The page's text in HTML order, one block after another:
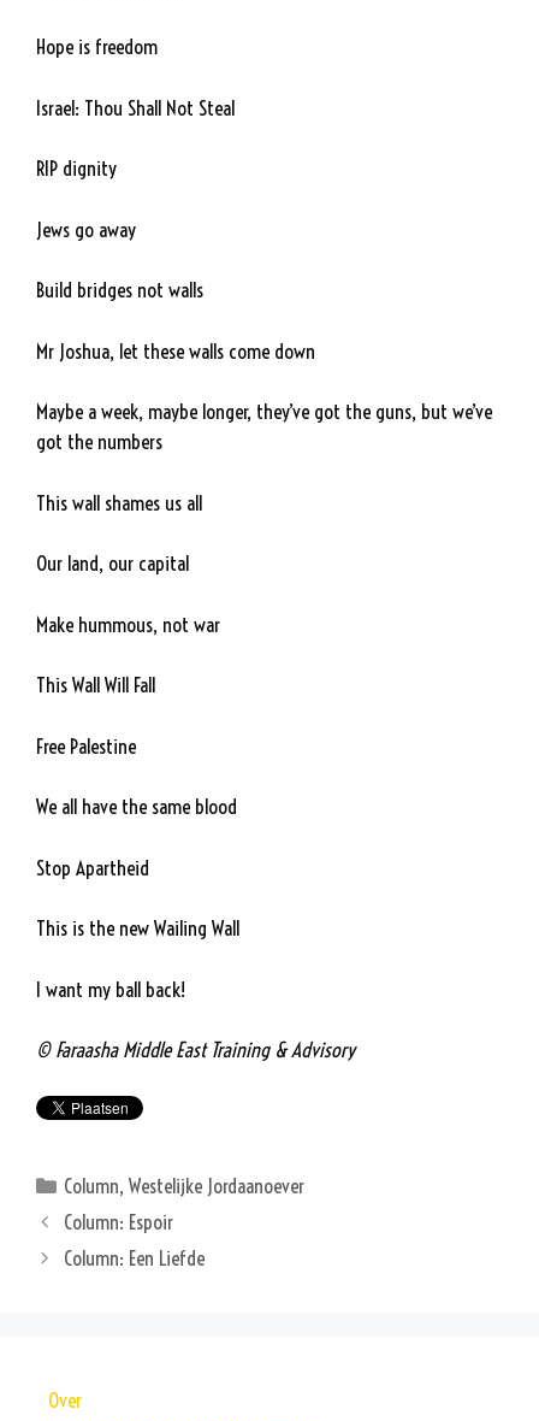
Hope is freedom
Israel: Thou Shall Not Steal
RIP dignity
Jews go away
Build bridges not walls
Mr Joshua, let these walls come down
Maybe a week, maybe longer, they’ve got the guns, but we’ve
got the numbers
This wall shames us all
Our land, our capital
Make hummous, not war
This Wall Will Fall
Free Palestine
We all have the same blood
Stop Apartheid
This is the new Wailing Wall
I want my ball back!
© Faraasha Middle East Training & Advisory
Categorieën
Column,Westelijke Jordaanoever
Column: Espoir
Column: Een Liefde
Over